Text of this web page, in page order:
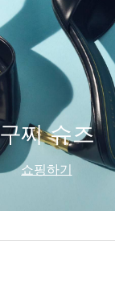
구찌 슈즈
쇼핑하기